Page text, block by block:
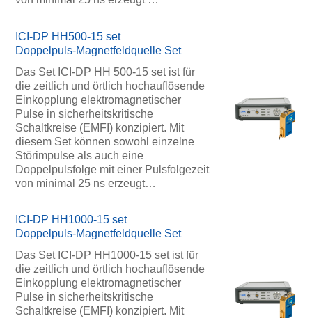
ICI-DP HH500-15 set
Doppelpuls-Magnetfeldquelle Set
Das Set ICI-DP HH 500-15 set ist für
die zeitlich und örtlich hochauflösende
Einkopplung elektromagnetischer
Pulse in sicherheitskritische
Schaltkreise (EMFI) konzipiert. Mit
diesem Set können sowohl einzelne
Störimpulse als auch eine
Doppelpulsfolge mit einer Pulsfolgezeit
von minimal 25 ns erzeugt…
ICI-DP HH1000-15 set
Doppelpuls-Magnetfeldquelle Set
Das Set ICI-DP HH1000-15 set ist für
die zeitlich und örtlich hochauflösende
Einkopplung elektromagnetischer
Pulse in sicherheitskritische
Schaltkreise (EMFI) konzipiert. Mit